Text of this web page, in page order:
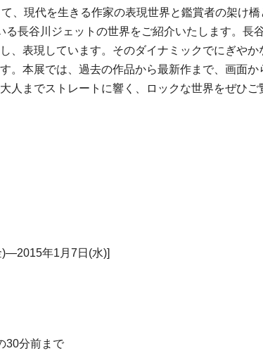
、現代を生きる作家の表現世界と鑑賞者の架け
長谷川ジェットの世界をご紹介いたします。
、表現しています。そのダイナミックでにぎや
。本展では、過去の作品から最新作まで、画面
までストレートに響く、ロックな世界をぜひご
)―2015年1月7日(水)]
30分前まで